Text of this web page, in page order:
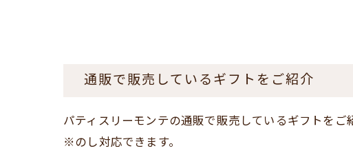
通販で販売しているギフトをご紹介
パティスリーモンテの通販で販売しているギフトを
※のし対応できます。